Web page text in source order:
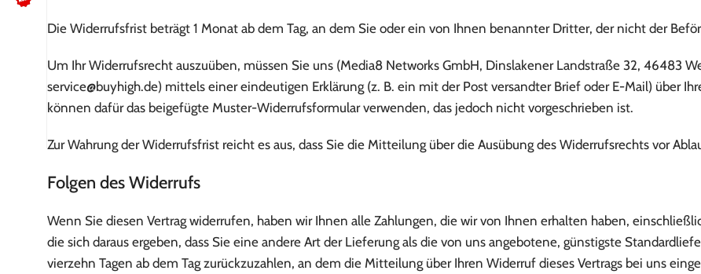
Kundenbewertungen lesen
Schreib uns auf WhatsApp
Kundenservice kontaktieren
Die Widerrufsfrist beträgt 1 Monat ab dem Tag, an dem Sie oder ein von Ihnen benannter Dritter, der nicht der
Um Ihr Widerrufsrecht auszuüben, müssen Sie uns (Media8 Networks GmbH, Dinslakener Landstraße 32, 46483
service@buyhigh.de) mittels einer eindeutigen Erklärung (z. B. ein mit der Post versandter Brief oder E-Mail) über
können dafür das beigefügte Muster-Widerrufsformular verwenden, das jedoch nicht vorgeschrieben ist.
Zur Wahrung der Widerrufsfrist reicht es aus, dass Sie die Mitteilung über die Ausübung des Widerrufsrechts vor
Folgen des Widerrufs
Wenn Sie diesen Vertrag widerrufen, haben wir Ihnen alle Zahlungen, die wir von Ihnen erhalten haben,
die sich daraus ergeben, dass Sie eine andere Art der Lieferung als die von uns angebotene, günstigste
vierzehn Tagen ab dem Tag zurückzuzahlen, an dem die Mitteilung über Ihren Widerruf dieses Vertrags bei uns